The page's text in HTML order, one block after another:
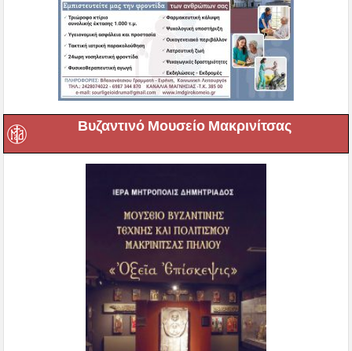
Βυζαντινό Μουσείο Μακρινίτσας